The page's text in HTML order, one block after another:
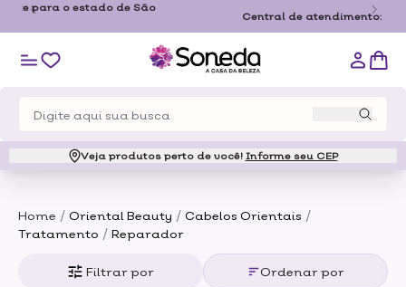
Frete Grátis a partir de R$179,00 somente para o estado de São
Veja produtos perto de você! Informe seu CEP
Home / Oriental Beauty / Cabelos Orientais /
Tratamento / Reparador
Filtrar por Ordenar por